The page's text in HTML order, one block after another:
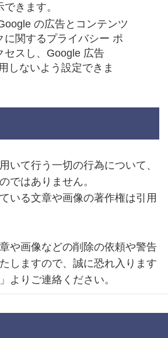
きます。
の広告とコンテンツ
に関するプライバシー ポ
セスし、Google 広告
しないよう設定できま
いて行う一切の行為について、
ではありません。
いる文章や画像の著作権は引用
や画像などの削除の依頼や警告
しますので、誠に恐れ入ります
」よりご連絡ください。